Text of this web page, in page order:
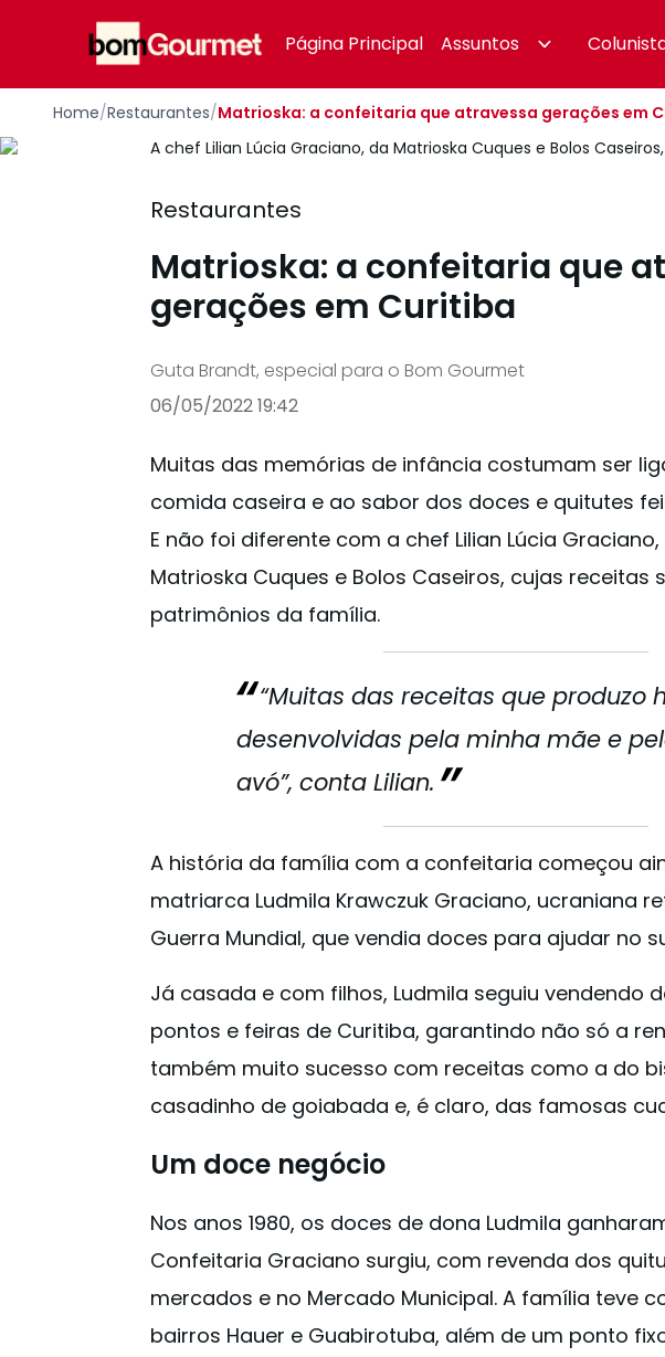
Página Principal
Assuntos
Home/Restaurantes/Matrioska: a confeitaria que atravessa gerações em
A chef Lilian Lúcia Graciano, da Matrioska Cuques e Bolos
Restaurantes
Matrioska: a confeitaria que
gerações em Curitiba
Guta Brandt, especial para o Bom Gourmet
06/05/2022 19:42
Muitas das memórias de infância costumam ser
comida caseira e ao sabor dos doces e quitutes
E não foi diferente com a chef Lilian Lúcia
Matrioska Cuques e Bolos Caseiros, cujas receitas
patrimônios da família.
“Muitas das receitas que produzo
desenvolvidas pela minha mãe e
avó”, conta Lilian.
A história da família com a confeitaria começou
matriarca Ludmila Krawczuk Graciano, ucraniana
Guerra Mundial, que vendia doces para ajudar no
Já casada e com filhos, Ludmila seguiu vendendo
pontos e feiras de Curitiba, garantindo não só a
também muito sucesso com receitas como a do
casadinho de goiabada e, é claro, das famosas
Um doce negócio
Nos anos 1980, os doces de dona Ludmila
Confeitaria Graciano surgiu, com revenda dos
mercados e no Mercado Municipal. A família teve
bairros Hauer e Guabirotuba, além de um ponto